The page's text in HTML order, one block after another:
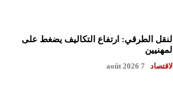
النقل الطرقي: ارتفاع التكاليف يضغط على
المهنيين
الاقتصاد 7 août 2026